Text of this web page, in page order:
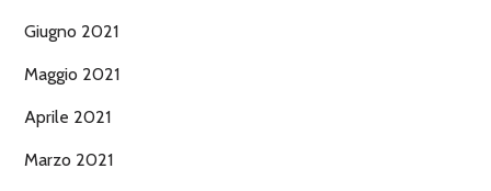
Giugno 2021
Maggio 2021
Aprile 2021
Marzo 2021